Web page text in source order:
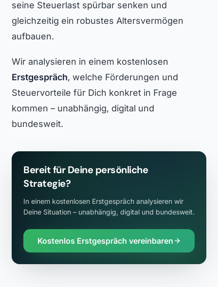
seine Steuerlast spürbar senken und
gleichzeitig ein robustes Altersvermögen
aufbauen.
Wir analysieren in einem kostenlosen
Erstgespräch, welche Förderungen und
Steuervorteile für Dich konkret in Frage
kommen – unabhängig, digital und
bundesweit.
Bereit für Deine persönliche
Strategie?
In einem kostenlosen Erstgespräch analysieren wir
Deine Situation – unabhängig, digital und bundesweit.
Kostenlos Erstgespräch vereinbaren